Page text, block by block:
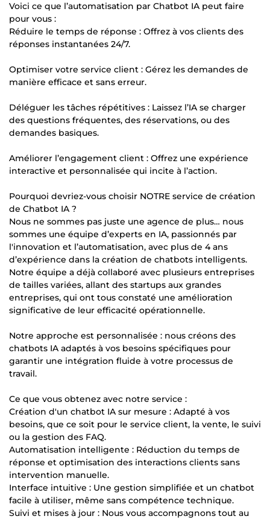
Voici ce que l’automatisation par Chatbot IA peut faire
pour vous :
Réduire le temps de réponse : Offrez à vos clients des
réponses instantanées 24/7.
Optimiser votre service client : Gérez les demandes de
manière efficace et sans erreur.
Déléguer les tâches répétitives : Laissez l’IA se charger
des questions fréquentes, des réservations, ou des
demandes basiques.
Améliorer l’engagement client : Offrez une expérience
interactive et personnalisée qui incite à l’action.
Pourquoi devriez-vous choisir NOTRE service de création
de Chatbot IA ?
Nous ne sommes pas juste une agence de plus… nous
sommes une équipe d’experts en IA, passionnés par
l'innovation et l’automatisation, avec plus de 4 ans
d’expérience dans la création de chatbots intelligents.
Notre équipe a déjà collaboré avec plusieurs entreprises
de tailles variées, allant des startups aux grandes
entreprises, qui ont tous constaté une amélioration
significative de leur efficacité opérationnelle.
Notre approche est personnalisée : nous créons des
chatbots IA adaptés à vos besoins spécifiques pour
garantir une intégration fluide à votre processus de
travail.
Ce que vous obtenez avec notre service :
Création d'un chatbot IA sur mesure : Adapté à vos
besoins, que ce soit pour le service client, la vente, le suivi
ou la gestion des FAQ.
Automatisation intelligente : Réduction du temps de
réponse et optimisation des interactions clients sans
intervention manuelle.
Interface intuitive : Une gestion simplifiée et un chatbot
facile à utiliser, même sans compétence technique.
Suivi et mises à jour : Nous vous accompagnons tout au